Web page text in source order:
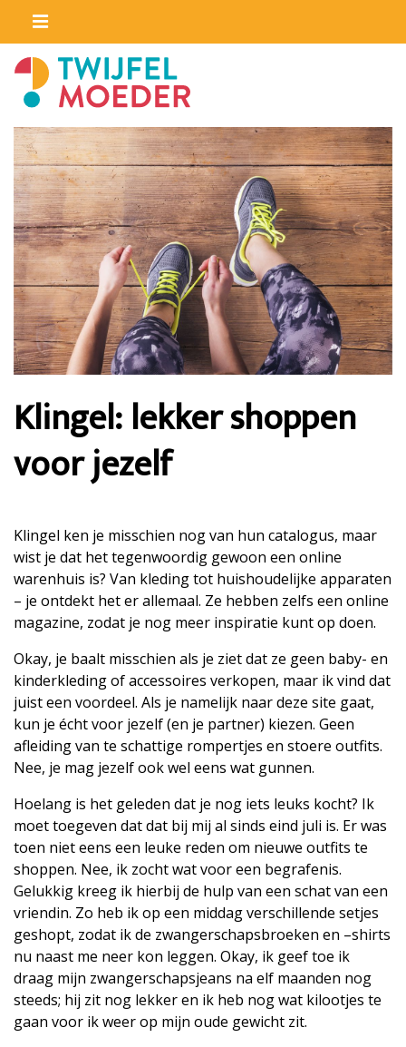
Klingel: lekker shoppen
voor jezelf
Klingel ken je misschien nog van hun catalogus, maar
wist je dat het tegenwoordig gewoon een online
warenhuis is? Van kleding tot huishoudelijke apparaten
– je ontdekt het er allemaal. Ze hebben zelfs een online
magazine, zodat je nog meer inspiratie kunt op doen.
Okay, je baalt misschien als je ziet dat ze geen baby- en
kinderkleding of accessoires verkopen, maar ik vind dat
juist een voordeel. Als je namelijk naar deze site gaat,
kun je écht voor jezelf (en je partner) kiezen. Geen
afleiding van te schattige rompertjes en stoere outfits.
Nee, je mag jezelf ook wel eens wat gunnen.
Hoelang is het geleden dat je nog iets leuks kocht? Ik
moet toegeven dat dat bij mij al sinds eind juli is. Er was
toen niet eens een leuke reden om nieuwe outfits te
shoppen. Nee, ik zocht wat voor een begrafenis.
Gelukkig kreeg ik hierbij de hulp van een schat van een
vriendin. Zo heb ik op een middag verschillende setjes
geshopt, zodat ik de zwangerschapsbroeken en –shirts
nu naast me neer kon leggen. Okay, ik geef toe ik
draag mijn zwangerschapsjeans na elf maanden nog
steeds; hij zit nog lekker en ik heb nog wat kilootjes te
gaan voor ik weer op mijn oude gewicht zit.